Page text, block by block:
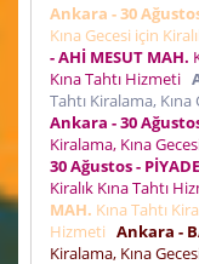
Ankara - 30
Kına Gecesi için
- AHİ MESUT MAH.
Kına Tahtı Hizmeti
Tahtı Kiralama, Kına
Ankara - 30
Kiralama, Kına
30 Ağustos -
Kiralık Kına Tahtı
MAH. Kına Tahtı
Hizmeti Ankara -
Kiralama, Kına